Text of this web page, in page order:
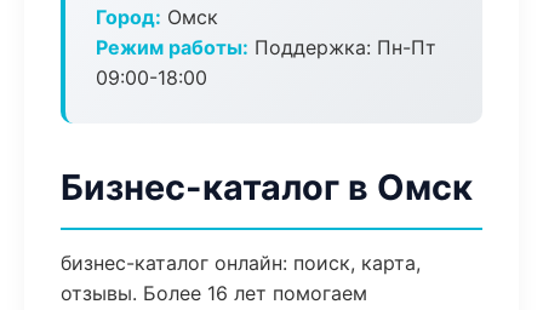
Город: Омск
Режим работы: Поддержка: Пн-Пт
09:00-18:00
Бизнес-каталог в Омск
бизнес-каталог онлайн: поиск, карта,
отзывы. Более 16 лет помогаем